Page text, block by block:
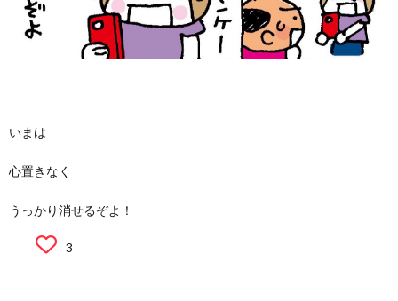
いまは
心置きなく
うっかり消せるぞよ！
3